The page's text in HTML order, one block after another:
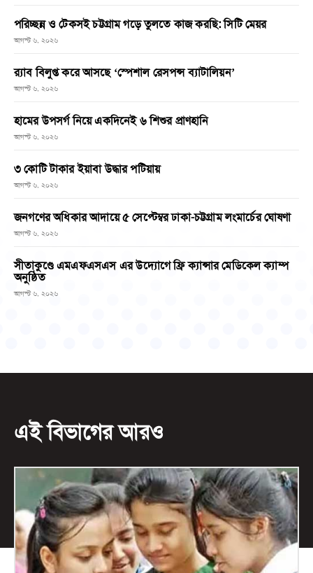
পরিচ্ছন্ন ও টেকসই চট্টগ্রাম গড়ে তুলতে কাজ করছি: সিটি মেয়র
আগস্ট ৬, ২০২৬
র‌্যাব বিলুপ্ত করে আসছে ‘স্পেশাল রেসপন্স ব্যাটালিয়ন’
আগস্ট ৬, ২০২৬
হামের উপসর্গ নিয়ে একদিনেই ৬ শিশুর প্রাণহানি
আগস্ট ৬, ২০২৬
৩ কোটি টাকার ইয়াবা উদ্ধার পটিয়ায়
আগস্ট ৬, ২০২৬
জনগণের অধিকার আদায়ে ৫ সেপ্টেম্বর ঢাকা-চট্টগ্রাম লংমার্চের ঘোষণা
আগস্ট ৬, ২০২৬
সীতাকুণ্ডে এমএফএসএস এর উদ্যোগে ফ্রি ক্যান্সার মেডিকেল ক্যাম্প
অনুষ্ঠিত
আগস্ট ৬, ২০২৬
এই বিভাগের আরও